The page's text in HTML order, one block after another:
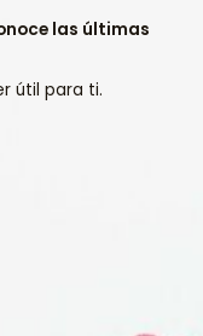
las últimas
útil para ti.